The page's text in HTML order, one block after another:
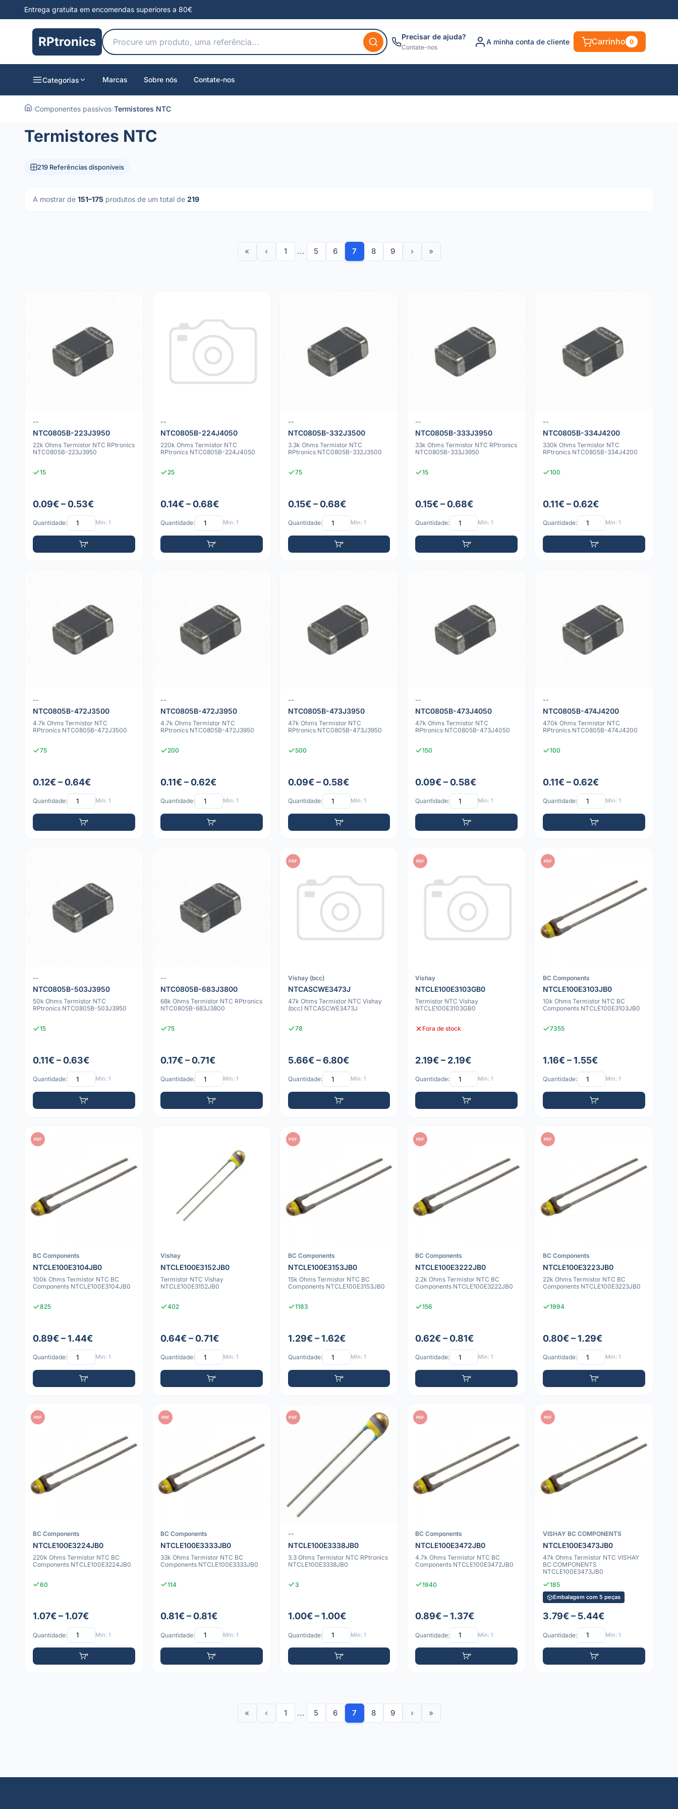
Entrega gratuita em encomendas superiores a 80€
RPtronics Precisar de ajuda?
Contate-nos
A minha conta de cliente Carrinho 0
Categorias Marcas Sobre nós Contate-nos
›Componentes passivos›Termistores NTC
Termistores NTC
219 Referências disponíveis
A mostrar de 151–175 produtos de um total de 219
« ‹ 1 ... 5 6 7 8 9 › »
--
NTC0805B-223J3950
22k Ohms Termistor NTC RPtronics
NTC0805B-223J3950
15
0.09€ – 0.53€
Quantidade: Mín: 1
--
NTC0805B-224J4050
220k Ohms Termistor NTC
RPtronics NTC0805B-224J4050
25
0.14€ – 0.68€
Quantidade: Mín: 1
--
NTC0805B-332J3500
3.3k Ohms Termistor NTC
RPtronics NTC0805B-332J3500
75
0.15€ – 0.68€
Quantidade: Mín: 1
--
NTC0805B-333J3950
33k Ohms Termistor NTC RPtronics
NTC0805B-333J3950
15
0.15€ – 0.68€
Quantidade: Mín: 1
--
NTC0805B-334J4200
330k Ohms Termistor NTC
RPtronics NTC0805B-334J4200
100
0.11€ – 0.62€
Quantidade: Mín: 1
--
NTC0805B-472J3500
4.7k Ohms Termistor NTC
RPtronics NTC0805B-472J3500
75
0.12€ – 0.64€
Quantidade: Mín: 1
--
NTC0805B-472J3950
4.7k Ohms Termistor NTC
RPtronics NTC0805B-472J3950
200
0.11€ – 0.62€
Quantidade: Mín: 1
--
NTC0805B-473J3950
47k Ohms Termistor NTC
RPtronics NTC0805B-473J3950
500
0.09€ – 0.58€
Quantidade: Mín: 1
--
NTC0805B-473J4050
47k Ohms Termistor NTC
RPtronics NTC0805B-473J4050
150
0.09€ – 0.58€
Quantidade: Mín: 1
--
NTC0805B-474J4200
470k Ohms Termistor NTC
RPtronics NTC0805B-474J4200
100
0.11€ – 0.62€
Quantidade: Mín: 1
--
NTC0805B-503J3950
50k Ohms Termistor NTC
RPtronics NTC0805B-503J3950
15
0.11€ – 0.63€
Quantidade: Mín: 1
--
NTC0805B-683J3800
68k Ohms Termistor NTC RPtronics
NTC0805B-683J3800
75
0.17€ – 0.71€
Quantidade: Mín: 1
PDF
Vishay (bcc)
NTCASCWE3473J
47k Ohms Termistor NTC Vishay
(bcc) NTCASCWE3473J
78
5.66€ – 6.80€
Quantidade: Mín: 1
PDF
Vishay
NTCLE100E3103GB0
Termistor NTC Vishay
NTCLE100E3103GB0
Fora de stock
2.19€ – 2.19€
Quantidade: Mín: 1
PDF
BC Components
NTCLE100E3103JB0
10k Ohms Termistor NTC BC
Components NTCLE100E3103JB0
7355
1.16€ – 1.55€
Quantidade: Mín: 1
PDF
BC Components
NTCLE100E3104JB0
100k Ohms Termistor NTC BC
Components NTCLE100E3104JB0
825
0.89€ – 1.44€
Quantidade: Mín: 1
Vishay
NTCLE100E3152JB0
Termistor NTC Vishay
NTCLE100E3152JB0
402
0.64€ – 0.71€
Quantidade: Mín: 1
PDF
BC Components
NTCLE100E3153JB0
15k Ohms Termistor NTC BC
Components NTCLE100E3153JB0
1183
1.29€ – 1.62€
Quantidade: Mín: 1
PDF
BC Components
NTCLE100E3222JB0
2.2k Ohms Termistor NTC BC
Components NTCLE100E3222JB0
156
0.62€ – 0.81€
Quantidade: Mín: 1
PDF
BC Components
NTCLE100E3223JB0
22k Ohms Termistor NTC BC
Components NTCLE100E3223JB0
1994
0.80€ – 1.29€
Quantidade: Mín: 1
PDF
BC Components
NTCLE100E3224JB0
220k Ohms Termistor NTC BC
Components NTCLE100E3224JB0
60
1.07€ – 1.07€
Quantidade: Mín: 1
PDF
BC Components
NTCLE100E3333JB0
33k Ohms Termistor NTC BC
Components NTCLE100E3333JB0
114
0.81€ – 0.81€
Quantidade: Mín: 1
PDF
--
NTCLE100E3338JB0
3.3 Ohms Termistor NTC RPtronics
NTCLE100E3338JB0
3
1.00€ – 1.00€
Quantidade: Mín: 1
PDF
BC Components
NTCLE100E3472JB0
4.7k Ohms Termistor NTC BC
Components NTCLE100E3472JB0
1940
0.89€ – 1.37€
Quantidade: Mín: 1
PDF
VISHAY BC COMPONENTS
NTCLE100E3473JB0
47k Ohms Termistor NTC VISHAY
BC COMPONENTS
NTCLE100E3473JB0
185
Embalagem com 5 peças
3.79€ – 5.44€
Quantidade: Mín: 1
« ‹ 1 ... 5 6 7 8 9 › »